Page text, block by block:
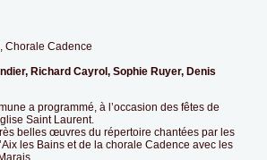
Chorale Cadence
Richard Cayrol, Sophie Ruyer, Denis
a programmé, à l’occasion des fêtes de
Saint Laurent.
belles œuvres du répertoire chantées par les
les Bains et de la chorale Cadence avec les